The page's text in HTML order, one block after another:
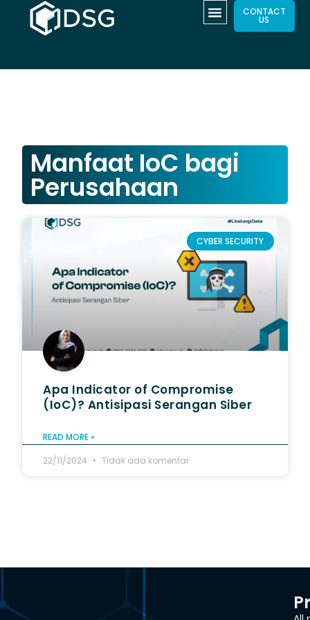
CONTACT
US
Manfaat IoC bagi
Perusahaan
CYBER SECURITY
Apa Indicator of Compromise
(IoC)? Antisipasi Serangan Siber
READ MORE »
22/11/2024
Tidak ada komentar